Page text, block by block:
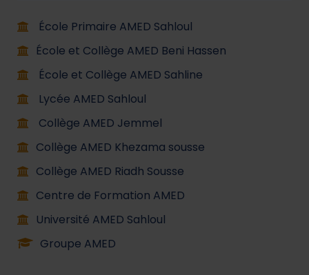
École Primaire AMED Sahloul
École et Collège AMED Beni Hassen
École et Collège AMED Sahline
Lycée AMED Sahloul
Collège AMED Jemmel
Collège AMED Khezama sousse
Collège AMED Riadh Sousse
Centre de Formation AMED
Université AMED Sahloul
Groupe AMED